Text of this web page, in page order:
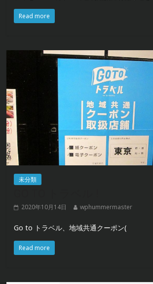
Read more
未分類
2020年10月14日 wphummermaster
Go to トラベル、地域共通クーポン(
Read more